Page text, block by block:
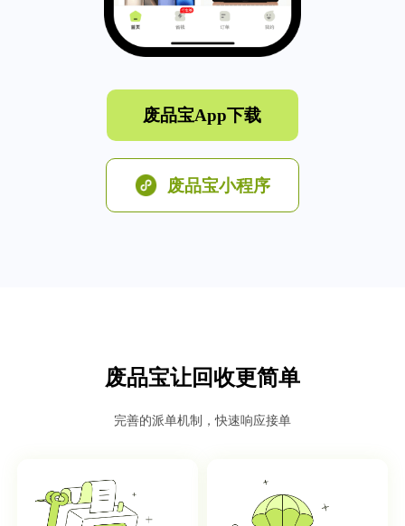
废品宝App下载
废品宝小程序
废品宝让回收更简单
完善的派单机制，快速响应接单